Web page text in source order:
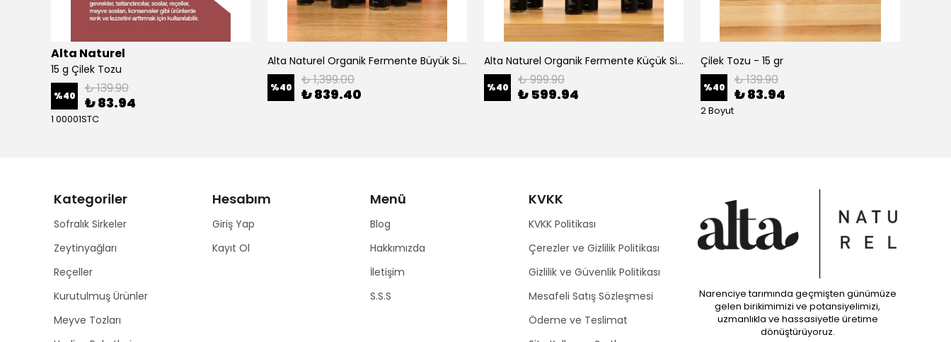
Alta Naturel
15 g Çilek Tozu
%40 ₺ 139.90
₺ 83.94
1 00001STC
Alta Naturel Organik Fermente Büyük Sirke Paketi 500 ML (Portakal - Greyfurt-Mandalina-Elma Sirkesi)
%40 ₺ 1,399.00
₺ 839.40
Alta Naturel Organik Fermente Küçük Sirke Paketi 250 ML (Portakal-Greyfurt- Mandalina Sirkesi)
%40 ₺ 999.90
₺ 599.94
Çilek Tozu - 15 gr
%40 ₺ 139.90
₺ 83.94
2 Boyut
Kategoriler
Sofralık Sirkeler
Zeytinyağları
Reçeller
Kurutulmuş Ürünler
Meyve Tozları
Hesabım
Giriş Yap
Kayıt Ol
Menü
Blog
Hakkımızda
İletişim
S.S.S
KVKK
KVKK Politikası
Çerezler ve Gizlilik Politikası
Gizlilik ve Güvenlik Politikası
Mesafeli Satış Sözleşmesi
Ödeme ve Teslimat
Narenciye tarımında geçmişten günümüze
gelen birikimimizi ve potansiyelimizi,
uzmanlıkla ve hassasiyetle üretime
dönüştürüyoruz.